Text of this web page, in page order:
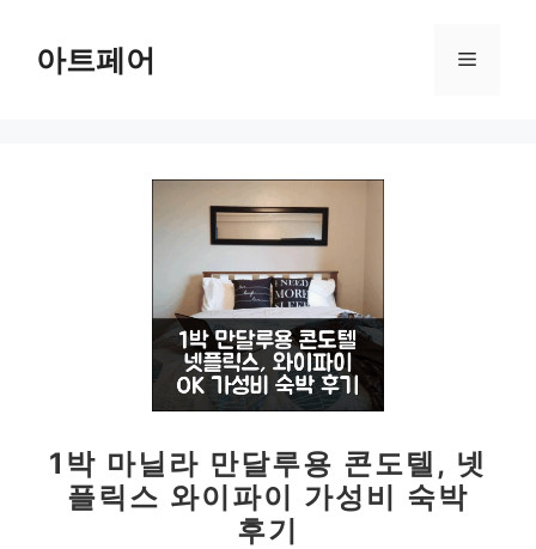
아트페어 메
1박 마닐라 만달루용 콘도텔, 넷
플릭스 와이파이 가성비 숙박
후기